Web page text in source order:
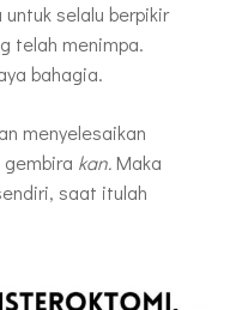
selalu berpikir
telah menimpa.
bahagia.
menyelesaikan
kan. Maka
saat itulah